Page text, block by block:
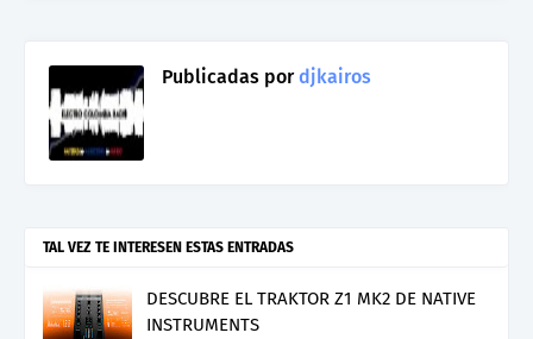
Publicadas pordjkairos
TAL VEZ TE INTERESEN ESTAS ENTRADAS
DESCUBRE EL TRAKTOR Z1 MK2 DE NATIVE
INSTRUMENTS